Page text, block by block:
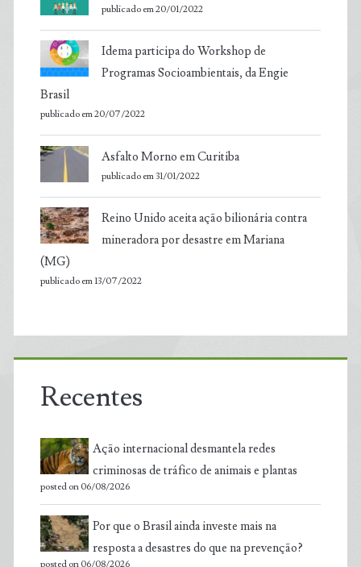
publicado em 20/01/2022
Idema participa do Workshop de
Programas Socioambientais, da Engie
Brasil
publicado em 20/07/2022
Asfalto Morno em Curitiba
publicado em 31/01/2022
Reino Unido aceita ação bilionária contra
mineradora por desastre em Mariana
(MG)
publicado em 13/07/2022
Recentes
Ação internacional desmantela redes
criminosas de tráfico de animais e plantas
posted on 06/08/2026
Por que o Brasil ainda investe mais na
resposta a desastres do que na prevenção?
posted on 06/08/2026